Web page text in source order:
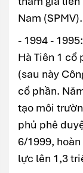
Nam (SPMV).
- 1994 -
Hà Tiên 1 cổ
(sau này
cổ phần.
tạo môi
phủ phê
6/1999,
lực lên 1,3